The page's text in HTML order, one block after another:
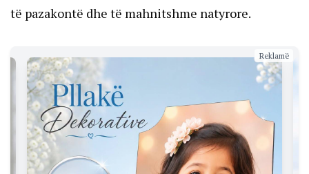
të pazakontë dhe të mahnitshme natyrore.
Reklamë